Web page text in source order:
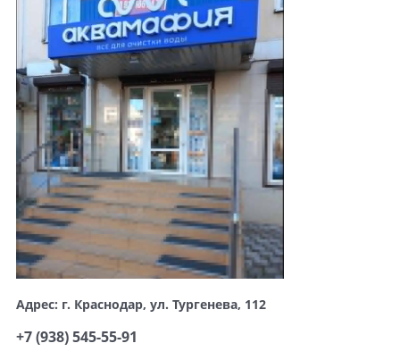
Адрес: г. Краснодар, ул. Тургенева, 112
+7 (938) 545-55-91